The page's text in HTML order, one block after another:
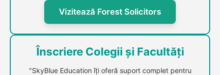
Vizitează Forest Solicitors
Înscriere Colegii și Facultăți
"SkyBlue Education îți oferă suport complet pentru